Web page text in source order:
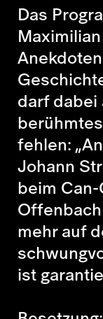
Das
darf
fehlen:
Johann
beim
mehr auf
ist